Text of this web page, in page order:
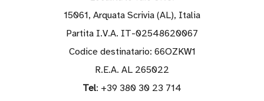
Open ended
15061, Arquata Scrivia (AL), Italia
Partita I.V.A. IT-02548620067
Codice destinatario: 66OZKW1
R.E.A. AL 265022
Tel: +39 380 30 23 714